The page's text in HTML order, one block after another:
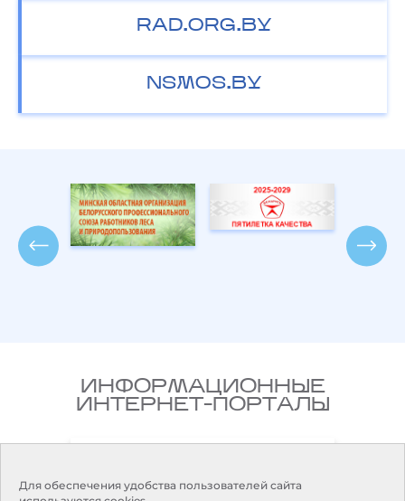
RAD.ORG.BY
NSMOS.BY
ИНФОРМАЦИОННЫЕ
ИНТЕРНЕТ-ПОРТАЛЫ
Беларусь
Для обеспечения удобства пользователей сайта